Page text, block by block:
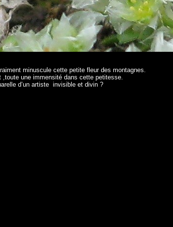
minuscule cette petite fleur des montagnes.
,toute une immensité dans cette petitesse.
d’un artiste invisible et divin ?